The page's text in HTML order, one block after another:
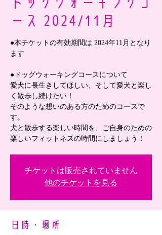
ース 2024/11月
●本チケットの有効期間は 2024年11月となり
ます
●ドッグウォーキングコースについて
愛犬に長生きしてほしい、そして愛犬と楽し
く散歩し続けたい！
そのような想いのある方のためのコースで
す。
犬と散歩する楽しい時間を、ご自身のための
楽しいフィットネスの時間にしましょう！
チケットは販売されていません
他のチケットを見る
日時・場所